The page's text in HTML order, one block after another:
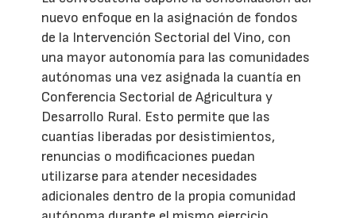
nuevo enfoque en la asignación de fondos
de la Intervención Sectorial del Vino, con
una mayor autonomía para las comunidades
autónomas una vez asignada la cuantía en
Conferencia Sectorial de Agricultura y
Desarrollo Rural. Esto permite que las
cuantías liberadas por desistimientos,
renuncias o modificaciones puedan
utilizarse para atender necesidades
adicionales dentro de la propia comunidad